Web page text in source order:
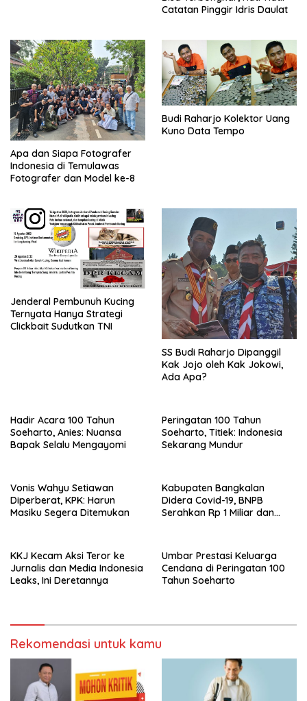
Catatan Pinggir Idris Daulat
Apa dan Siapa Fotografer
Indonesia di Temulawas
Fotografer dan Model ke-8
Budi Raharjo Kolektor Uang
Kuno Data Tempo
Jenderal Pembunuh Kucing
Ternyata Hanya Strategi
Clickbait Sudutkan TNI
SS Budi Raharjo Dipanggil
Kak Jojo oleh Kak Jokowi,
Ada Apa?
Hadir Acara 100 Tahun
Soeharto, Anies: Nuansa
Bapak Selalu Mengayomi
Peringatan 100 Tahun
Soeharto, Titiek: Indonesia
Sekarang Mundur
Vonis Wahyu Setiawan
Diperberat, KPK: Harun
Masiku Segera Ditemukan
Kabupaten Bangkalan
Didera Covid-19, BNPB
Serahkan Rp 1 Miliar dan
KKJ Kecam Aksi Teror ke
Jurnalis dan Media Indonesia
Leaks, Ini Deretannya
Umbar Prestasi Keluarga
Cendana di Peringatan 100
Tahun Soeharto
Rekomendasi untuk kamu